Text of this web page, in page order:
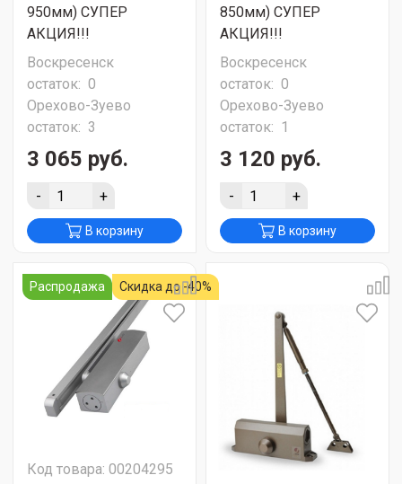
950мм) СУПЕР
АКЦИЯ!!!
Воскресенск
остаток: 0
Орехово-Зуево
остаток: 3
3 065 руб.
- +
В корзину
850мм) СУПЕР
АКЦИЯ!!!
Воскресенск
остаток: 0
Орехово-Зуево
остаток: 1
3 120 руб.
- +
В корзину
Распродажа Скидка до -40%
Код товара: 00204295